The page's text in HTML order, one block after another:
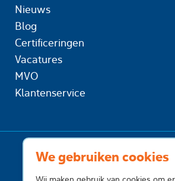
We gebruiken cookies
Nieuws
Blog
Certificeringen
Vacatures
MVO
Klantenservice